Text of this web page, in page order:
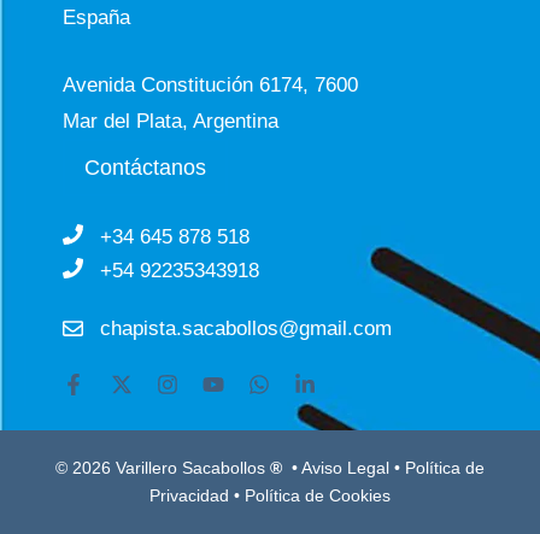
España
Avenida Constitución 6174, 7600
Mar del Plata, Argentina
Contáctanos
+34 645 878 518
+54 92235343918
chapista.sacabollos@gmail.com
© 2026 Varillero Sacabollos ® •Aviso Legal • Política de
Privacidad • Política de Cookies